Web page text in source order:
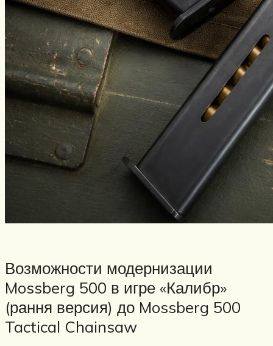
Возможности модернизации
Mossberg 500 в игре «Калибр»
(рання версия) до Mossberg 500
Tactical Chainsaw